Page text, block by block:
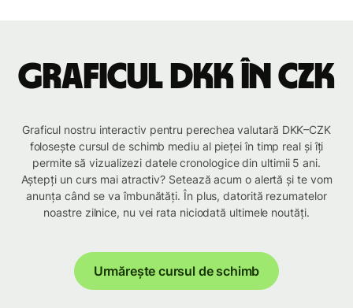
Graficul DKK în CZK
Graficul nostru interactiv pentru perechea valutară DKK–CZK
folosește cursul de schimb mediu al pieței în timp real și îți
permite să vizualizezi datele cronologice din ultimii 5 ani.
Aștepți un curs mai atractiv? Setează acum o alertă și te vom
anunța când se va îmbunătăți. În plus, datorită rezumatelor
noastre zilnice, nu vei rata niciodată ultimele noutăți.
Urmărește cursul de schimb